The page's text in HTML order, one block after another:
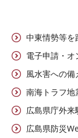
中東情勢等を
電子申請・
風水害への備
南海トラフ地
広島県庁外
広島県防災